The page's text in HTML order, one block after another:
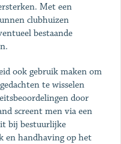
Met een
clubhuizen
bestaande
ook gebruik maken om
te wisselen
door
screent men via een
bij bestuurlijke
en handhaving op het